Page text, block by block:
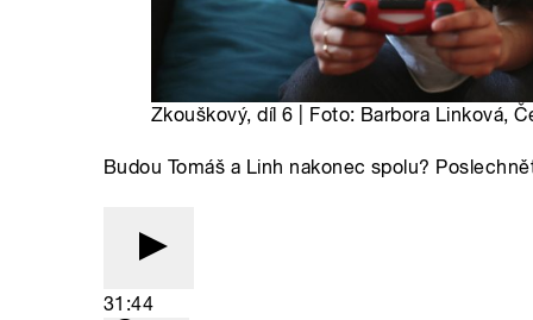
Zkouškový, díl 6 | Foto: Barbora Linková,
Budou Tomáš a Linh nakonec spolu?
31:44